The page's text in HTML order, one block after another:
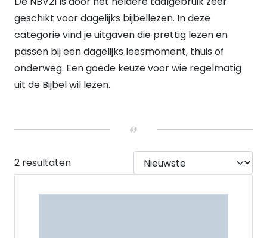
KOKER
Geen koker (1)
Koker (1)
VERWACHT
Nee (2)
HEEFT DUMMY VOORRAAD
Nee (2)
geschikt voor dagelijks bijbellezen. In deze
categorie vind je uitgaven die prettig lezen en
passen bij een dagelijks leesmoment, thuis of
onderweg. Een goede keuze voor wie regelmatig
uit de Bijbel wil lezen.
2 resultaten